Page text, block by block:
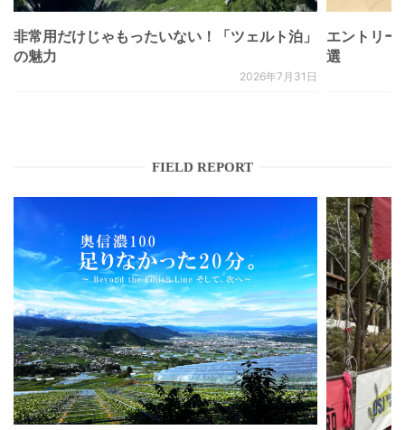
非常用だけじゃもったいない！「ツェルト泊」
の魅力
2026年7月31日
エントリー
選
FIELD REPORT